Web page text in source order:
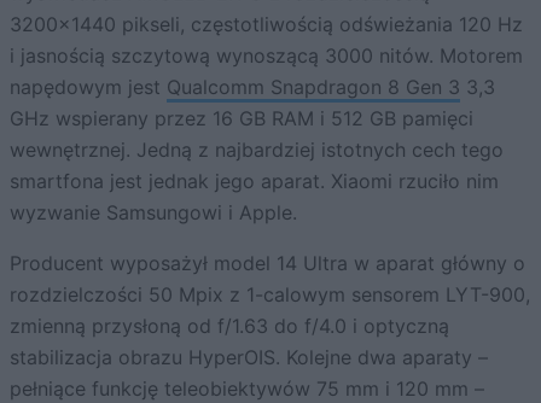
3200×1440 pikseli, częstotliwością odświeżania 120 Hz
i jasnością szczytową wynoszącą 3000 nitów. Motorem
napędowym jest Qualcomm Snapdragon 8 Gen 3 3,3
GHz wspierany przez 16 GB RAM i 512 GB pamięci
wewnętrznej. Jedną z najbardziej istotnych cech tego
smartfona jest jednak jego aparat. Xiaomi rzuciło nim
wyzwanie Samsungowi i Apple.
Producent wyposażył model 14 Ultra w aparat główny o
rozdzielczości 50 Mpix z 1-calowym sensorem LYT-900,
zmienną przysłoną od f/1.63 do f/4.0 i optyczną
stabilizacja obrazu HyperOIS. Kolejne dwa aparaty –
pełniące funkcję teleobiektywów 75 mm i 120 mm –